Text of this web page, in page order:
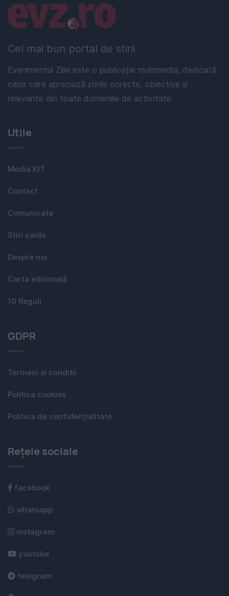
Cel mai bun portal de stiri!
Evenimentul Zilei este o publicație multimedia, dedicată
celor care apreciază știrile corecte, obiective și
relevante din toate domeniile de activitate
Linkuri utile
Utile
Media KIT
Contact
Comunicate
Stiri calde
Despre noi
Carta editorială
10 Reguli
GDPR
Termeni si conditii
Politica cookies
Politica de confidențialitate
Rețele sociale
facebook
whatsapp
instagram
youtube
telegram